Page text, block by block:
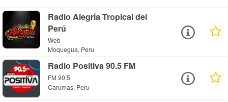
Radio Alegría Tropical del
Perú
Web
Moquegua, Peru
Radio Positiva 90.5 FM
FM 90.5
Carumas, Peru